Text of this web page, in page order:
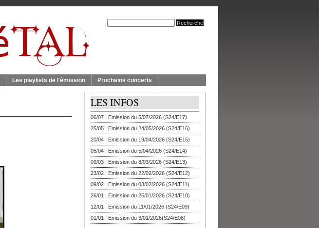
Les playlists de l'émission Prochains concerts
LES INFOS
06/07 : Emission du 5/07/2026 (S24/E17)
25/05 : Emission du 24/05/2026 (S24/E16)
20/04 : Emission du 19/04/2026 (S24/E15)
05/04 : Emission du 5/04/2026 (S24/E14)
09/03 : Emission du 8/03/2026 (S24/E13)
23/02 : Emission du 22/02/2026 (S24/E12)
09/02 : Emission du 08/02/2026 (S24/E11)
26/01 : Emission du 25/01/2026 (S24/E10)
12/01 : Emission du 11/01/2026 (S24/E09)
01/01 : Emission du 3/01/2026(S24/E08)